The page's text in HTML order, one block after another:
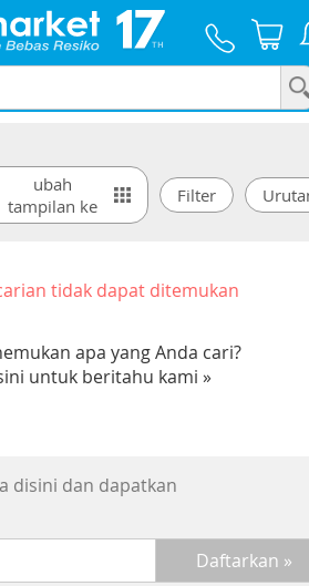
×
ubah
tampilan ke
tidak dapat ditemukan
apa yang Anda cari?
untuk beritahu kami »
disini dan dapatkan